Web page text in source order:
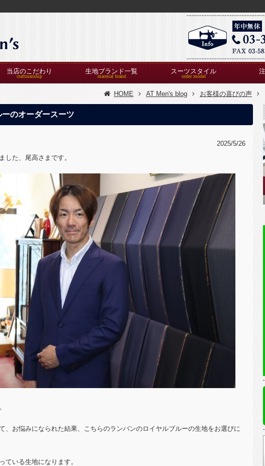
当店のこだわり 生地ブランド一覧 スーツスタイル
HOME AT Men's blog お客様の喜びの声
のオーダースーツ
2025/5/26
した、尾高さまです。
、お悩みになられた結果、こちらのランバンのロイヤルブルーの生地をお選びに
ている生地になります。